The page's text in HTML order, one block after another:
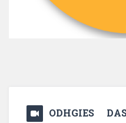
ODHGIES